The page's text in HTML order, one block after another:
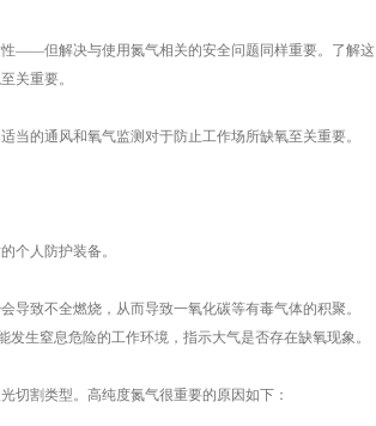
——但解决与使用氮气相关的安全问题同样重要。了解这
关重要。
的通风和氧气监测对于防止工作场所缺氧至关重要。
个人防护装备。
致不全燃烧，从而导致一氧化碳等有毒气体的积聚。
生窒息危险的工作环境，指示大气是否存在缺氧现象。
割类型。高纯度氮气很重要的原因如下：